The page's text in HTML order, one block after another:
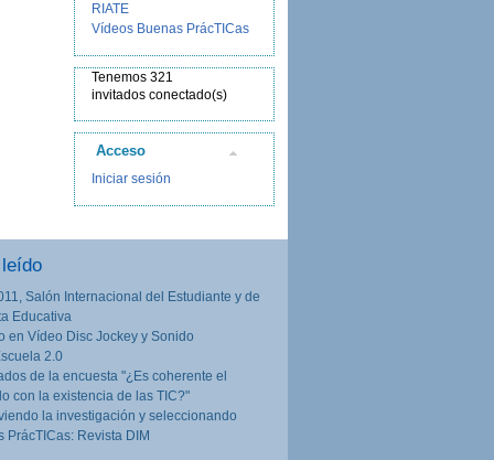
RIATE
Vídeos Buenas PrácTICas
Tenemos 321
invitados conectado(s)
Acceso
Iniciar sesión
Salón Internacional del Estudiante y de
Educativa
en Vídeo Disc Jockey y Sonido
2.0
de la encuesta "¿Es coherente el
con la existencia de las TIC?"
la investigación y seleccionando
PrácTICas: Revista DIM